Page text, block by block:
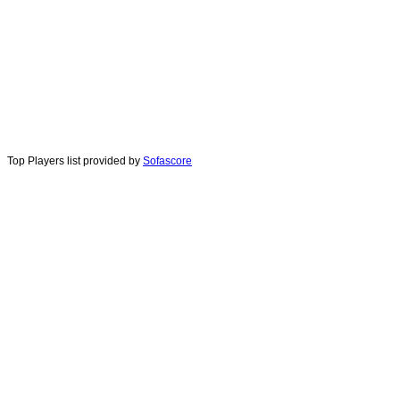
Top Players list provided by Sofascore